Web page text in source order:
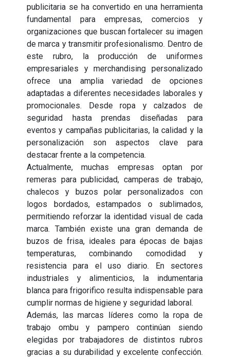
publicitaria se ha convertido en una herramienta
fundamental para empresas, comercios y
organizaciones que buscan fortalecer su imagen
de marca y transmitir profesionalismo. Dentro de
este rubro, la producción de uniformes
empresariales y merchandising personalizado
ofrece una amplia variedad de opciones
adaptadas a diferentes necesidades laborales y
promocionales. Desde ropa y calzados de
seguridad hasta prendas diseñadas para
eventos y campañas publicitarias, la calidad y la
personalización son aspectos clave para
destacar frente a la competencia.
Actualmente, muchas empresas optan por
remeras para publicidad, camperas de trabajo,
chalecos y buzos polar personalizados con
logos bordados, estampados o sublimados,
permitiendo reforzar la identidad visual de cada
marca. También existe una gran demanda de
buzos de frisa, ideales para épocas de bajas
temperaturas, combinando comodidad y
resistencia para el uso diario. En sectores
industriales y alimenticios, la indumentaria
blanca para frigorifico resulta indispensable para
cumplir normas de higiene y seguridad laboral.
Además, las marcas líderes como la ropa de
trabajo ombu y pampero continúan siendo
elegidas por trabajadores de distintos rubros
gracias a su durabilidad y excelente confección.